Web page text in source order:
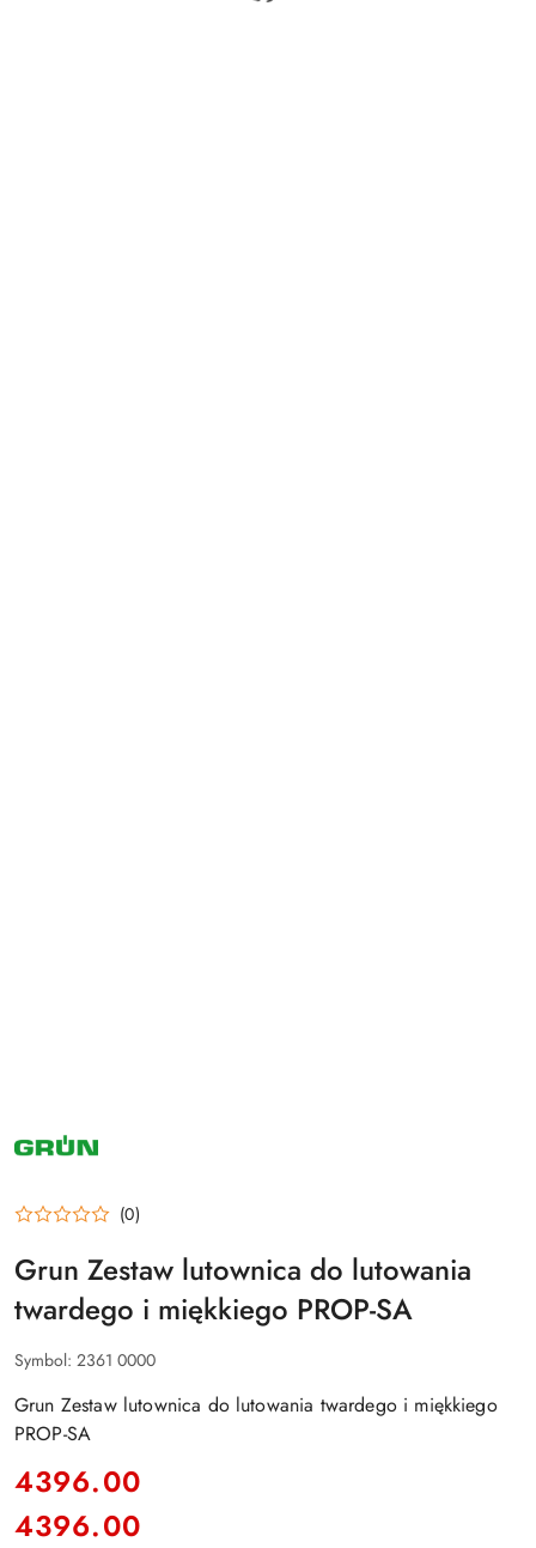
GRUEN
(0)
Grun Zestaw lutownica do lutowania
twardego i miękkiego PROP-SA
Symbol: 2361 0000
Grun Zestaw lutownica do lutowania twardego i miękkiego
PROP-SA
cena:
4396.00
Cena:
4396.00